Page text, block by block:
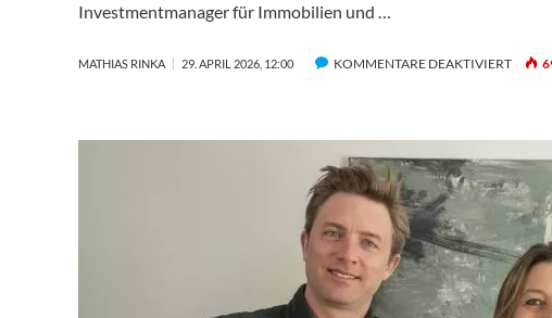
Investmentmanager für Immobilien und …
MATHIAS RINKA 29. APRIL 2026, 12:00 KOMMENTARE DEAKTIVIERTFÜR
ZUR
DES